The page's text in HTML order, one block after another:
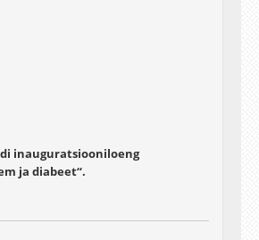
inauguratsiooniloeng
ja diabeet“.